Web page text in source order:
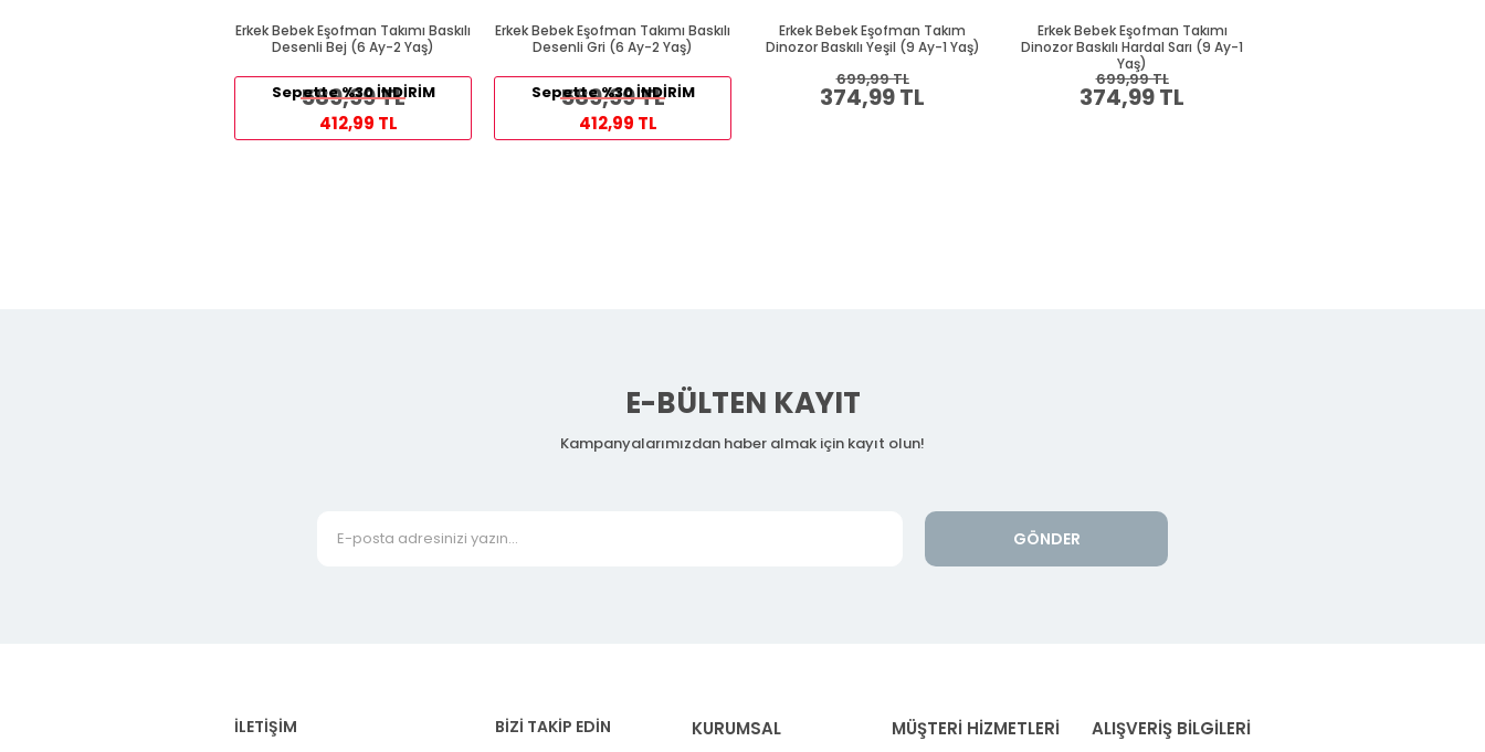
Erkek Bebek Eşofman Takımı Baskılı
Desenli Bej (6 Ay-2 Yaş)
589,99 TL
Sepette %30 İNDİRİM
412,99 TL
Erkek Bebek Eşofman Takımı Baskılı
Desenli Gri (6 Ay-2 Yaş)
589,99 TL
Sepette %30 İNDİRİM
412,99 TL
Erkek Bebek Eşofman Takım
Dinozor Baskılı Yeşil (9 Ay-1 Yaş)
374,99 TL
699,99 TL
Erkek Bebek Eşofman Takımı
Dinozor Baskılı Hardal Sarı (9 Ay-1
Yaş)
374,99 TL
699,99 TL
E-BÜLTEN KAYIT
Kampanyalarımızdan haber almak için kayıt olun!
GÖNDER
İLETİŞİM BİZİ TAKİP EDİN KURUMSAL MÜŞTERİ HİZMETLERİ ALIŞVERİŞ BİLGİLERİ